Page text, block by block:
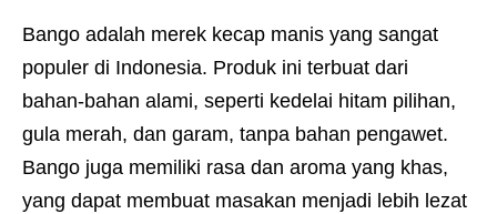
Bango adalah merek kecap manis yang sangat
populer di Indonesia. Produk ini terbuat dari
bahan-bahan alami, seperti kedelai hitam pilihan,
gula merah, dan garam, tanpa bahan pengawet.
Bango juga memiliki rasa dan aroma yang khas,
yang dapat membuat masakan menjadi lebih lezat